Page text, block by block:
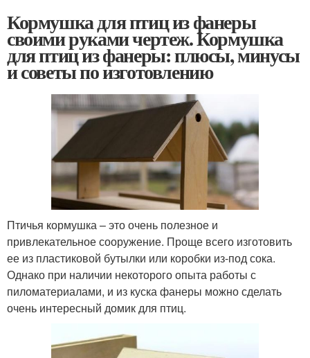
Кормушка для птиц из фанеры
своими руками чертеж. Кормушка
для птиц из фанеры: плюсы, минусы
и советы по изготовлению
Птичья кормушка – это очень полезное и
привлекательное сооружение. Проще всего изготовить
ее из пластиковой бутылки или коробки из-под сока.
Однако при наличии некоторого опыта работы с
пиломатериалами, и из куска фанеры можно сделать
очень интересный домик для птиц.